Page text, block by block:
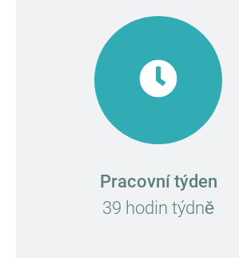
Pracovní týden
39 hodin týdně